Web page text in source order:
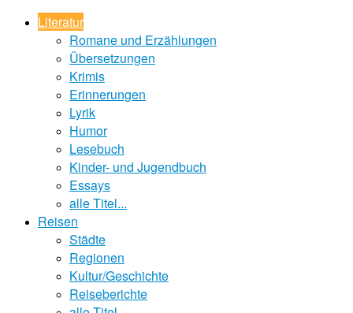
Literatur
Romane und Erzählungen
Übersetzungen
Krimis
Erinnerungen
Lyrik
Humor
Lesebuch
Kinder- und Jugendbuch
Essays
alle Titel...
Reisen
Städte
Regionen
Kultur/Geschichte
Reiseberichte